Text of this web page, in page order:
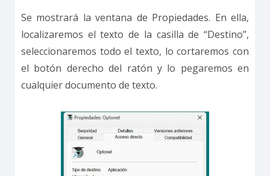
Se mostrará la ventana de Propiedades. En ella,
localizaremos el texto de la casilla de “Destino”,
seleccionaremos todo el texto, lo cortaremos con
el botón derecho del ratón y lo pegaremos en
cualquier documento de texto.